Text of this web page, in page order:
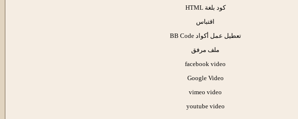
كود بلغة HTML
اقتباس
تعطيل عمل أكواد BB Code
ملف مرفق
facebook video
Google Video
vimeo video
youtube video